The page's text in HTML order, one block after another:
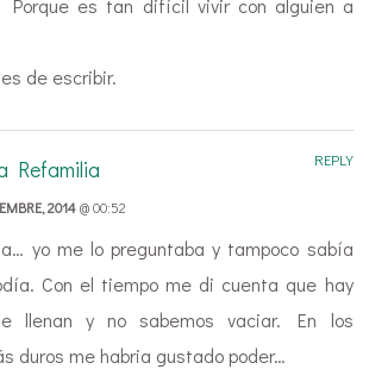
de escribir.
Refamilia
2014@ 00:52
yo me lo preguntaba y tampoco sabía
Con el tiempo me di cuenta que hay
llenan y no sabemos vaciar. En los
duros me habria gustado poder…
REPLY